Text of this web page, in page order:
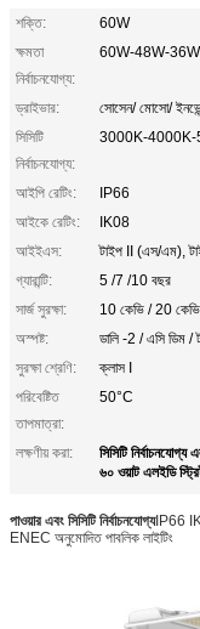
শক্তি:
60W
ক্ষমতা
নির্বাচনযোগ্য:
60W-48W-
ড্রাইভার:
সোসেন/ মোসো/
সিসিটি
নির্বাচনযোগ্য:
3000K-4000K-
আইপি রেটিং:
IP66
আইকে রেটিং:
IK08
আইইএস:
টাইপ II (এস/এম),
গ্যারান্টি:
5 /7 /10 বছর
সার্জ সুরক্ষা:
10 কেভি / 20
অস্পষ্ট:
ডালি -2 / এসি ডিম /
সুরক্ষা শ্রেণি:
ক্লাস I
পরিবেষ্টিত
তাপমাত্রা:
50°C
লক্ষণীয় করা: সিসিটি নির্বাচনযোগ্য
৬০ ওয়াট এলইডি
পাওয়ার এবং সিসিটি নির্বাচনযোগ্যIP66
ENEC অনুমোদিত পাবলিক লাইটিং